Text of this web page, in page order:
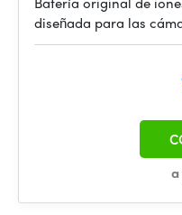
diseñada para las